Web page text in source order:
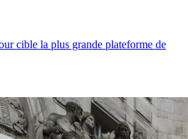
cible la plus grande plateforme de